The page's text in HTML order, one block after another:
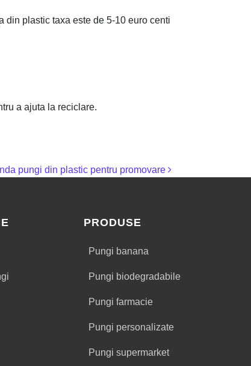
din plastic taxa este de 5-10 euro centi
a ajuta la reciclare.
pungi din plastic pentru promovare
PRODUSE
Pungi banana
Pungi biodegradabile
Pungi farmacie
Pungi personalizate
Pungi supermarket